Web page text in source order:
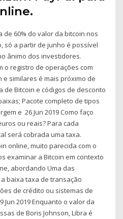
de 60% do valor da bitcoin nos
só a partir de junho é possível
ânimo dos investidores.
o registro de operações com
e similares é mais próximo de
Bitcoin e códigos de desconto
Pacote completo de tipos
e 26 Jun 2019 Como faço
ou reais? Para cada
será cobrada uma taxa.
online, muito parecida com o
examinar a Bitcoin em contexto
abordando Uma das
baixa taxa de transação
de crédito ou sistemas de
Jun 2019 Enquanto o valor da
de Boris Johnson, Libra é